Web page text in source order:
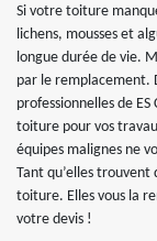
Si votre toiture
lichens, mousses et
longue durée de vie.
par le remplacement.
professionnelles de
toiture pour vos
équipes malignes ne
Tant qu’elles
toiture. Elles vous la
votre devis !